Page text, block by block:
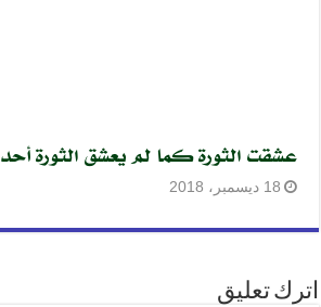
عشقت الثورة كما لم يعشق الثورة أحد
18 ديسمبر، 2018
اترك تعليق